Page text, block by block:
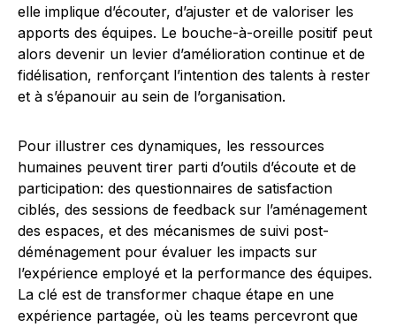
elle implique d’écouter, d’ajuster et de valoriser les
apports des équipes. Le bouche-à-oreille positif peut
alors devenir un levier d’amélioration continue et de
fidélisation, renforçant l’intention des talents à rester
et à s’épanouir au sein de l’organisation.
Pour illustrer ces dynamiques, les ressources
humaines peuvent tirer parti d’outils d’écoute et de
participation: des questionnaires de satisfaction
ciblés, des sessions de feedback sur l’aménagement
des espaces, et des mécanismes de suivi post-
déménagement pour évaluer les impacts sur
l’expérience employé et la performance des équipes.
La clé est de transformer chaque étape en une
expérience partagée, où les teams percevront que